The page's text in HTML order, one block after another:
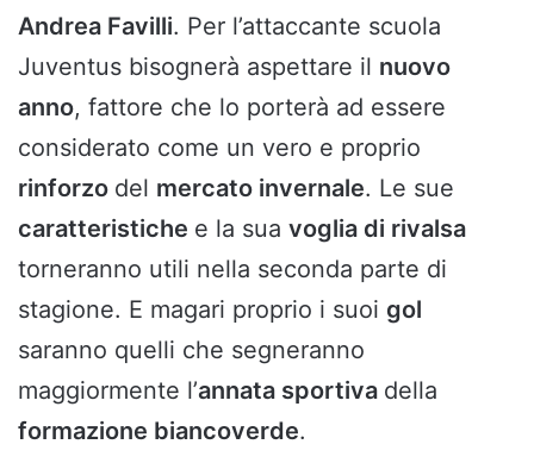
Andrea Favilli. Per l’attaccante scuola
Juventus bisognerà aspettare il nuovo
anno, fattore che lo porterà ad essere
considerato come un vero e proprio
rinforzo del mercato invernale. Le sue
caratteristiche e la sua voglia di rivalsa
torneranno utili nella seconda parte di
stagione. E magari proprio i suoi gol
saranno quelli che segneranno
maggiormente l’annata sportiva della
formazione biancoverde.